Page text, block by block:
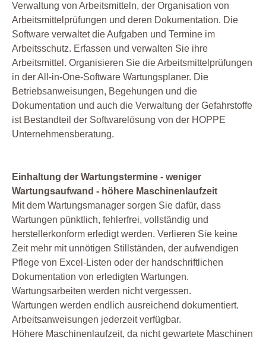
Verwaltung von Arbeitsmitteln, der Organisation von
Arbeitsmittelprüfungen und deren Dokumentation. Die
Software verwaltet die Aufgaben und Termine im
Arbeitsschutz. Erfassen und verwalten Sie ihre
Arbeitsmittel. Organisieren Sie die Arbeitsmittelprüfungen
in der All-in-One-Software Wartungsplaner. Die
Betriebsanweisungen, Begehungen und die
Dokumentation und auch die Verwaltung der Gefahrstoffe
ist Bestandteil der Softwarelösung von der HOPPE
Unternehmensberatung.
Einhaltung der Wartungstermine - weniger
Wartungsaufwand - höhere Maschinenlaufzeit
Mit dem Wartungsmanager sorgen Sie dafür, dass
Wartungen pünktlich, fehlerfrei, vollständig und
herstellerkonform erledigt werden. Verlieren Sie keine
Zeit mehr mit unnötigen Stillständen, der aufwendigen
Pflege von Excel-Listen oder der handschriftlichen
Dokumentation von erledigten Wartungen.
Wartungsarbeiten werden nicht vergessen.
Wartungen werden endlich ausreichend dokumentiert.
Arbeitsanweisungen jederzeit verfügbar.
Höhere Maschinenlaufzeit, da nicht gewartete Maschinen